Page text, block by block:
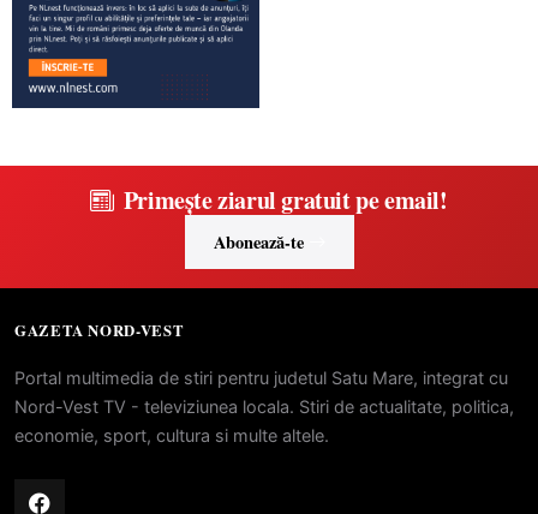
Primește ziarul gratuit pe email!
Abonează-te
GAZETA NORD-VEST
Portal multimedia de stiri pentru judetul Satu Mare, integrat cu
Nord-Vest TV - televiziunea locala. Stiri de actualitate, politica,
economie, sport, cultura si multe altele.